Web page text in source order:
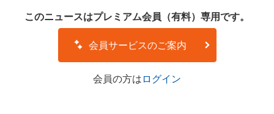
このニュースはプレミアム会員（有料）専用です。
会員サービスのご案内
会員の方は ログイン